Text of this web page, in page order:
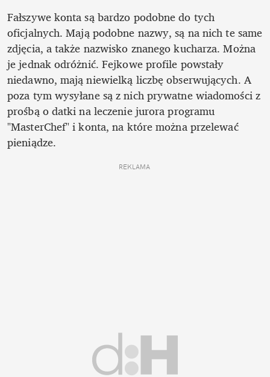
Fałszywe konta są bardzo podobne do tych
oficjalnych. Mają podobne nazwy, są na nich te same
zdjęcia, a także nazwisko znanego kucharza. Można
je jednak odróżnić. Fejkowe profile powstały
niedawno, mają niewielką liczbę obserwujących. A
poza tym wysyłane są z nich prywatne wiadomości z
prośbą o datki na leczenie jurora programu
"MasterChef" i konta, na które można przelewać
pieniądze.
REKLAMA